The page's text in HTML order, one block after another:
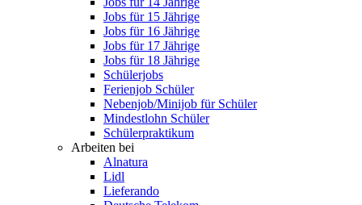
Jobs für 15 Jährige
Jobs für 16 Jährige
Jobs für 17 Jährige
Jobs für 18 Jährige
Schülerjobs
Ferienjob Schüler
Nebenjob/Minijob für Schüler
Mindestlohn Schüler
Schülerpraktikum
Arbeiten bei
Alnatura
Lidl
Lieferando